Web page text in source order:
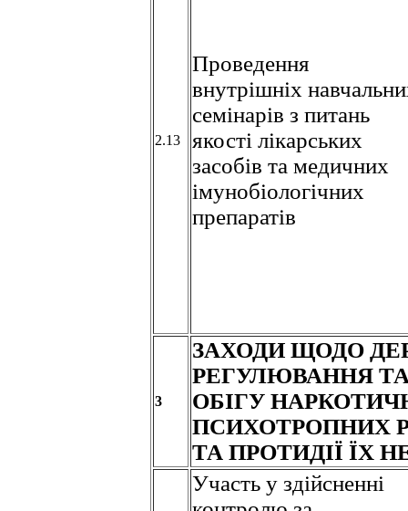
2.13
Проведення
внутрішніх
семінарів з питань
якості лікарських
засобів та медичних
імунобіологічних
препаратів
3
ЗАХОДИ ЩОДО
РЕГУЛЮВАННЯ
ОБІГУ
ПСИХОТРОПНИХ
ТА ПРОТИДІЇ ЇХ
Участь у здійсненні